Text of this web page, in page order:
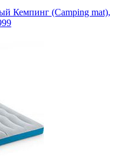
Кемпинг (Camping mat),